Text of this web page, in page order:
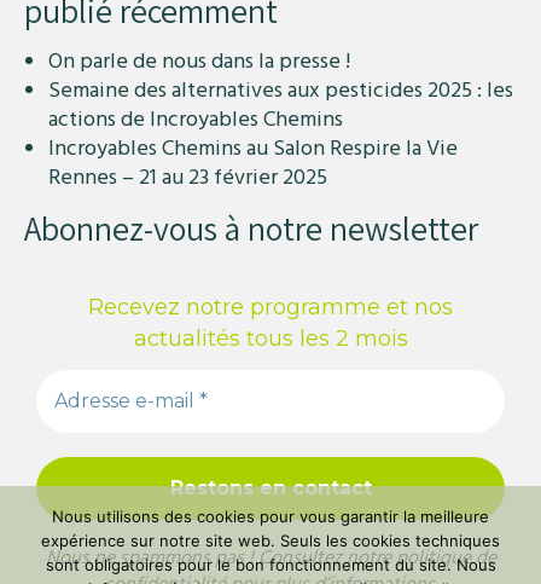
publié récemment
On parle de nous dans la presse !
Semaine des alternatives aux pesticides 2025 : les
actions de Incroyables Chemins
Incroyables Chemins au Salon Respire la Vie
Rennes – 21 au 23 février 2025
Abonnez-vous à notre newsletter
Recevez notre programme et nos
actualités tous les 2 mois
Nous ne spammons pas ! Consultez notrepolitique de
Nous utilisons des cookies pour vous garantir la meilleure
expérience sur notre site web. Seuls les cookies techniques
sont obligatoires pour le bon fonctionnement du site. Nous